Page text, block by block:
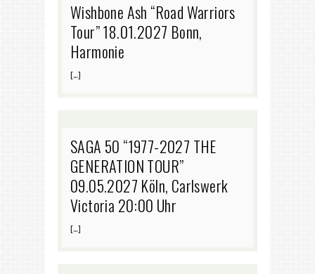
Wishbone Ash “Road Warriors
Tour” 18.01.2027 Bonn,
Harmonie
[…]
SAGA 50 “1977-2027 THE
GENERATION TOUR”
09.05.2027 Köln, Carlswerk
Victoria 20:00 Uhr
[…]